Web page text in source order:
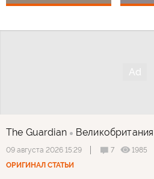
The Guardian Великобритания
09 августа 2026 15:29 7
1985
ОРИГИНАЛ СТАТЬИ